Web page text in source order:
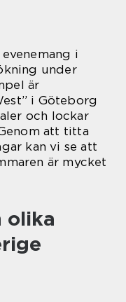
i
under
är
i Göteborg
och lockar
att titta
kan vi se att
är mycket
olika